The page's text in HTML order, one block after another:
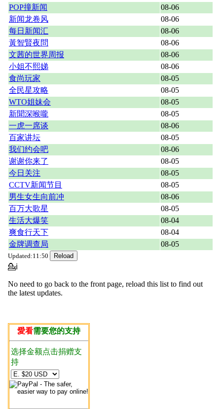
POP撞新闻
08-06
新闻龙卷风
08-06
每日新闻汇
08-06
黃智賢夜問
08-06
文茜的世界周报
08-06
小姐不熙娣
08-06
食尚玩家
08-05
全民星攻略
08-05
WTO姐妹会
08-05
新聞深喉嚨
08-05
一虎一席谈
08-06
百家讲坛
08-05
我们约会吧
08-06
谢谢你来了
08-05
今日关注
08-05
CCTV新闻节目
08-05
男生女生向前冲
08-06
百万大歌星
08-05
生活大爆笑
08-04
爽食行天下
08-04
金牌调查局
08-05
Updated:11:50
💁ℹ
No need to go back to the front page, reload this list to find out
the latest updates.
愛看需要您的支持
选择金额点击捐赠支
持